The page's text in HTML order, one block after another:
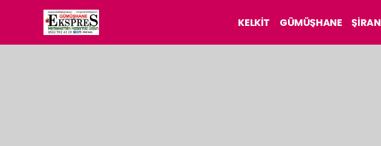
KELKİT GÜMÜŞHANE ŞİRAN